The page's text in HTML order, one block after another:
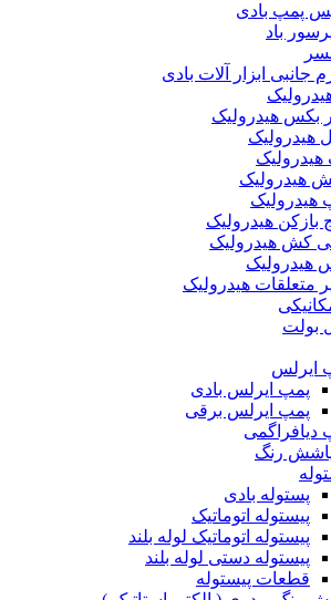
پمپ بادی
باد
جانبی ابزار آلات بادی
بکس هیدرولیک
هیدرولیک
هیدرولیک
هیدرولیک
بازکن هیدرولیک
کش هیدرولیک
هیدرولیک
متعلقات هیدرولیک
بولت
ایرلس
پمپ ایرلس بادی
پمپ ایرلس برقی
دیافراگمی
رنگ
پستوله بادی
پیستوله اتوماتیک
پیستوله اتوماتیک لوله بلند
پیستوله دستی لوله بلند
قطعات پیستوله